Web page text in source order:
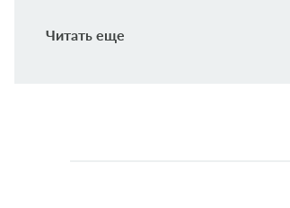
современных высококачественных
Читать еще